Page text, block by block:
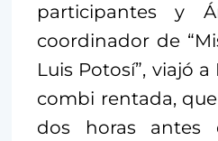
participantes y
coordinador de
Luis Potosí”, viajó
combi rentada,
dos horas